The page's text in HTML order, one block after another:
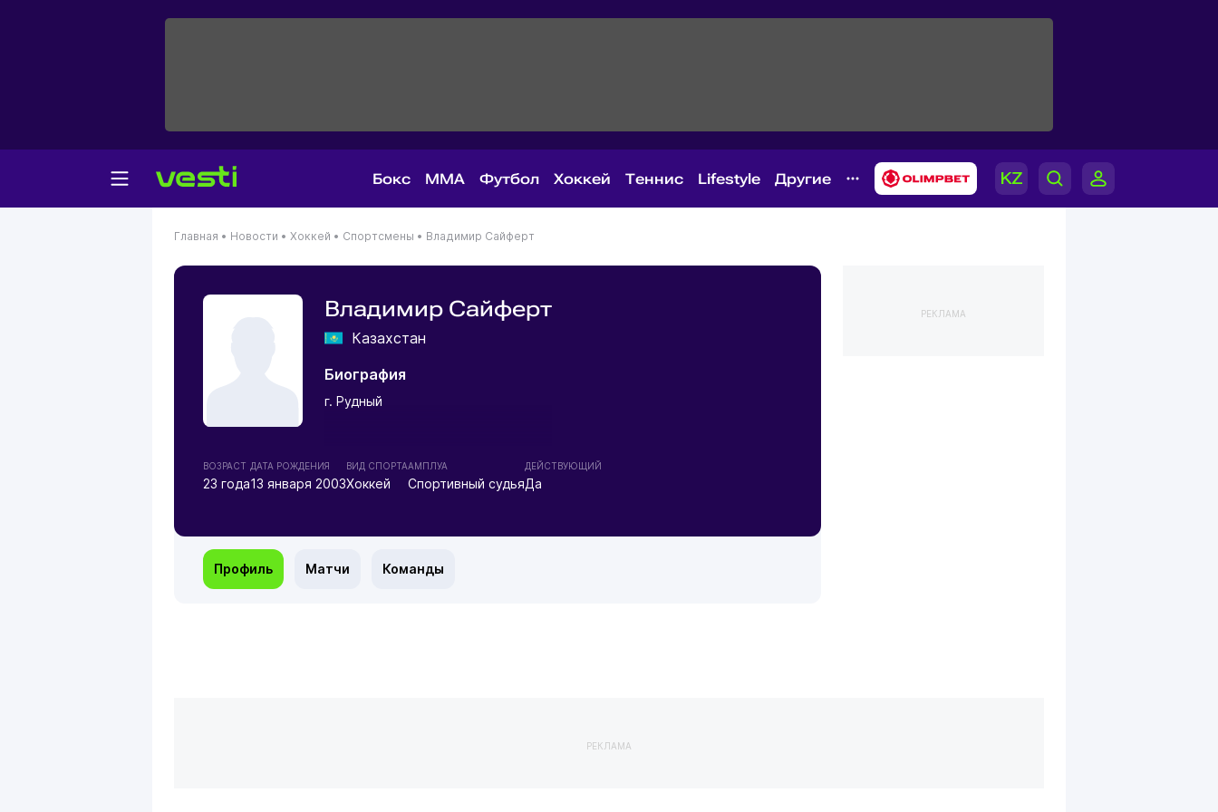
Бокс MMA Футбол Хоккей Теннис Lifestyle Другие
Главная • Новости • Хоккей • Спортсмены • Владимир Сайферт
Владимир Сайферт
Казахстан
Биография
г. Рудный
ВОЗРАСТ
23 года
ДАТА РОЖДЕНИЯ
13 января 2003
ВИД СПОРТА
Хоккей
АМПЛУА
Спортивный судья
ДЕЙСТВУЮЩИЙ
Да
Профиль Матчи Команды
РЕКЛАМА
РЕКЛАМА